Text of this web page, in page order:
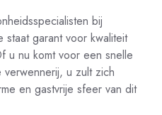
bij
staat garant voor kwaliteit
u nu komt voor een snelle
u zult zich
en gastvrije sfeer van dit